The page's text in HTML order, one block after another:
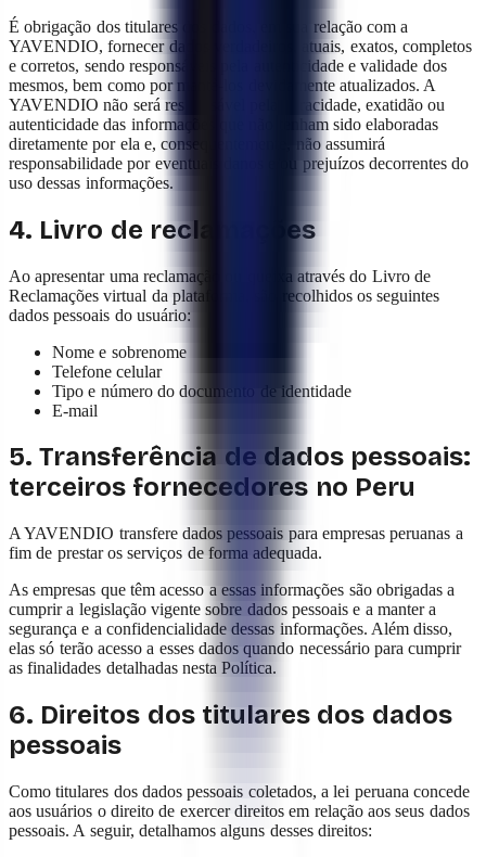
É obrigação dos titulares dos dados, em sua relação com a
YAVENDIO, fornecer dados verdadeiros, atuais, exatos, completos
e corretos, sendo responsáveis pela autenticidade e validade dos
mesmos, bem como por mantê-los devidamente atualizados. A
YAVENDIO não será responsável pela veracidade, exatidão ou
autenticidade das informações que não tenham sido elaboradas
diretamente por ela e, consequentemente, não assumirá
responsabilidade por eventuais danos e/ou prejuízos decorrentes do
uso dessas informações.
4. Livro de reclamações
Ao apresentar uma reclamação ou queixa através do Livro de
Reclamações virtual da plataforma, são recolhidos os seguintes
dados pessoais do usuário:
Nome e sobrenome
Telefone celular
Tipo e número do documento de identidade
E-mail
5. Transferência de dados pessoais:
terceiros fornecedores no Peru
A YAVENDIO transfere dados pessoais para empresas peruanas a
fim de prestar os serviços de forma adequada.
As empresas que têm acesso a essas informações são obrigadas a
cumprir a legislação vigente sobre dados pessoais e a manter a
segurança e a confidencialidade dessas informações. Além disso,
elas só terão acesso a esses dados quando necessário para cumprir
as finalidades detalhadas nesta Política.
6. Direitos dos titulares dos dados
pessoais
Como titulares dos dados pessoais coletados, a lei peruana concede
aos usuários o direito de exercer direitos em relação aos seus dados
pessoais. A seguir, detalhamos alguns desses direitos: